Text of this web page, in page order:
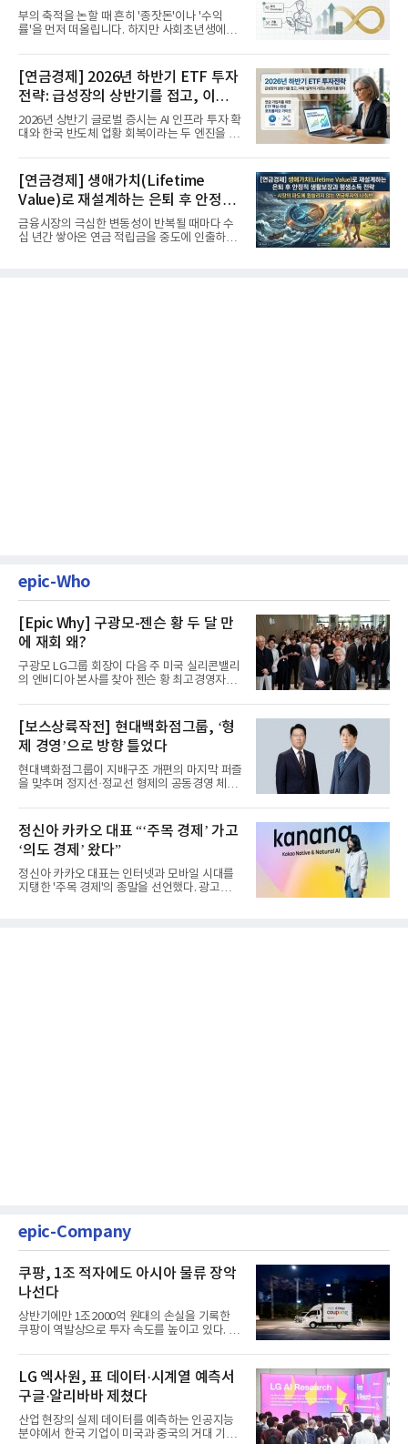
부의 축적을 논할 때 흔히 '종잣돈'이나 '수익
률'을 먼저 떠올립니다. 하지만 사회초년생에게
[연금경제] 2026년 하반기 ETF 투자
전략: 급성장의 상반기를 접고, 이제
'실적'이 가르는 하반기를 맞다
2026년 상반기 글로벌 증시는 AI 인프라 투자 확
대와 한국 반도체 업황 회복이라는 두 엔진을 달
[연금경제] 생애가치(Lifetime
Value)로 재설계하는 은퇴 후 안정적
생활보장과 평생소득 전략
금융시장의 극심한 변동성이 반복될 때마다 수
십 년간 쌓아온 연금 적립금을 중도에 인출하거
epic-Who
[Epic Why] 구광모-젠슨 황 두 달 만
에 재회 왜?
구광모 LG그룹 회장이 다음 주 미국 실리콘밸리
의 엔비디아 본사를 찾아 젠슨 황 최고경영자
[보스상륙작전] 현대백화점그룹, ‘형
제 경영’으로 방향 틀었다
현대백화점그룹이 지배구조 개편의 마지막 퍼즐
을 맞추며 정지선·정교선 형제의 공동경영 체제
정신아 카카오 대표 “‘주목 경제’ 가고
‘의도 경제’ 왔다”
정신아 카카오 대표는 인터넷과 모바일 시대를
지탱한 '주목 경제'의 종말을 선언했다. 광고를
epic-Company
쿠팡, 1조 적자에도 아시아 물류 장악
나선다
상반기에만 1조2000억 원대의 손실을 기록한
쿠팡이 역발상으로 투자 속도를 높이고 있다. 이
LG 엑사원, 표 데이터·시계열 예측서
구글·알리바바 제쳤다
산업 현장의 실제 데이터를 예측하는 인공지능
분야에서 한국 기업이 미국과 중국의 거대 기술